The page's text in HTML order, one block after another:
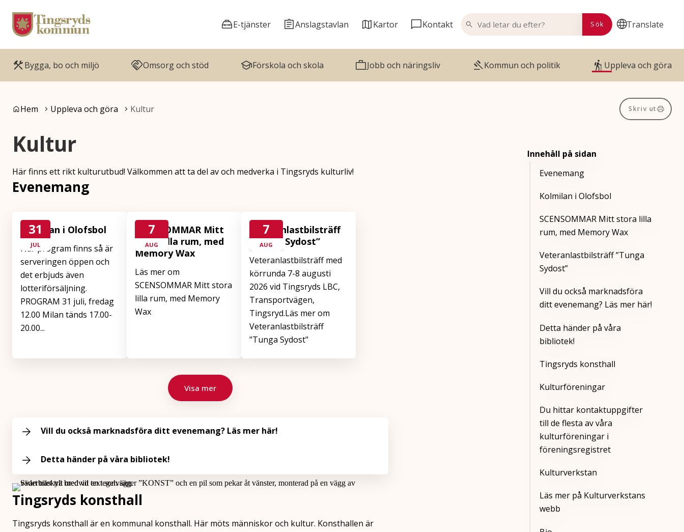
Gå till innehåll
Gå till huvudmeny
Translate
E-tjänster Anslagstavlan Kartor Kontakt
VAD LETAR DU EFTER?
Sök
Bygga, bo och miljö Omsorg och stöd Förskola och skola Jobb och näringsliv Kommun och politik Uppleva och göra
Du är här:
Hem Uppleva och göra Kultur Skriv ut
Kultur
Här finns ett rikt kulturutbud! Välkommen att ta del av och medverka i Tingsryds kulturliv!
Evenemang
JUL
31
Kolmilan i Olofsbol
När program finns så är
serveringen öppen och
det erbjuds även
lotteriförsäljning.
PROGRAM 31 juli, fredag
12.00 Milan tänds 17.00-
20.00...
AUG
7
SCENSOMMAR Mitt
stora lilla rum, med
Memory Wax
Läs mer om
SCENSOMMAR Mitt stora
lilla rum, med Memory
Wax
AUG
7
Veteranlastbilsträff
”Tunga Sydost”
Veteranlastbilsträff med
körrunda 7-8 augusti
2026 vid Tingsryds LBC,
Transportvägen,
Tingsryd.Läs mer om
Veteranlastbilsträff
"Tunga Sydost"
Visa mer
Vill du också marknadsföra ditt evenemang? Läs mer här!
Detta händer på våra bibliotek!
Tingsryds konsthall
Tingsryds konsthall är en kommunal konsthall. Här möts människor och kultur. Konsthallen är
Innehåll på sidan
Evenemang
Kolmilan i Olofsbol
SCENSOMMAR Mitt stora lilla
rum, med Memory Wax
Veteranlastbilsträff ”Tunga
Sydost”
Vill du också marknadsföra
ditt evenemang? Läs mer här!
Detta händer på våra
bibliotek!
Tingsryds konsthall
Kulturföreningar
Du hittar kontaktuppgifter
till de flesta av våra
kulturföreningar i
föreningsregistret
Kulturverkstan
Läs mer på Kulturverkstans
webb